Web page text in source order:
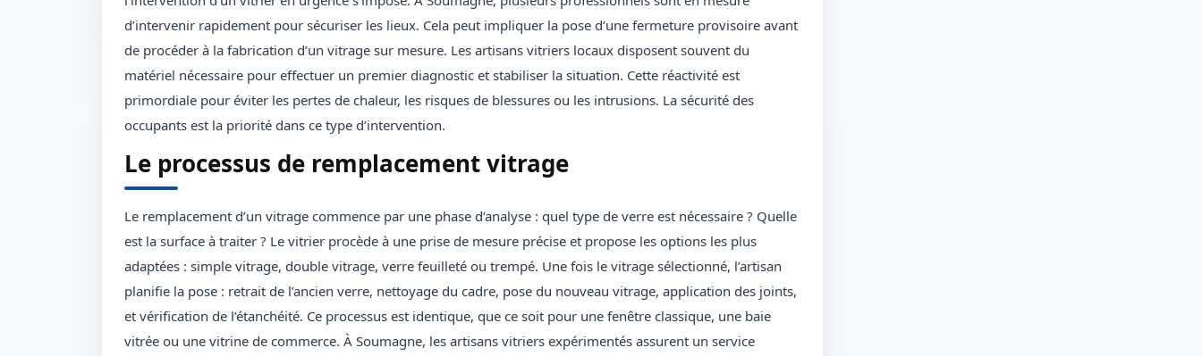
d’intervenir rapidement pour sécuriser les lieux. Cela peut impliquer la pose d’une fermeture provisoire avant
de procéder à la fabrication d’un vitrage sur mesure. Les artisans vitriers locaux disposent souvent du
matériel nécessaire pour effectuer un premier diagnostic et stabiliser la situation. Cette réactivité est
primordiale pour éviter les pertes de chaleur, les risques de blessures ou les intrusions. La sécurité des
occupants est la priorité dans ce type d’intervention.
Le processus de remplacement vitrage
Le remplacement d’un vitrage commence par une phase d’analyse : quel type de verre est nécessaire ? Quelle
est la surface à traiter ? Le vitrier procède à une prise de mesure précise et propose les options les plus
adaptées : simple vitrage, double vitrage, verre feuilleté ou trempé. Une fois le vitrage sélectionné, l’artisan
planifie la pose : retrait de l’ancien verre, nettoyage du cadre, pose du nouveau vitrage, application des joints,
et vérification de l’étanchéité. Ce processus est identique, que ce soit pour une fenêtre classique, une baie
vitrée ou une vitrine de commerce. À Soumagne, les artisans vitriers expérimentés assurent un service